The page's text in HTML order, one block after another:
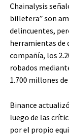
Chainalysis
billetera” son
delincuentes,
herramientas de
compañía, los
robados
1.700 millones
Binance
luego de las
por el propio